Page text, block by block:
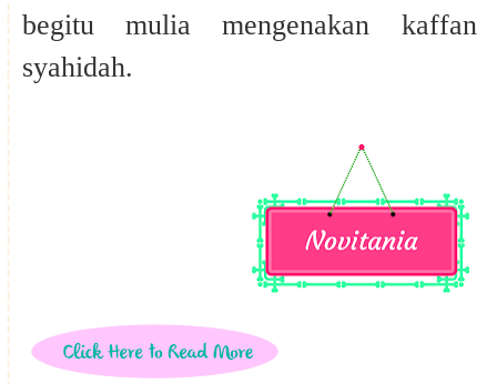
begitu mulia mengenakan kaffan
syahidah.